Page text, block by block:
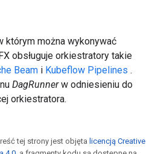
którym można wykonywać
obsługuje orkiestratory takie
Beam i Kubeflow Pipelines .
DagRunnerw odniesieniu do
orkiestratora.
tej strony jest objęta licencją Creative